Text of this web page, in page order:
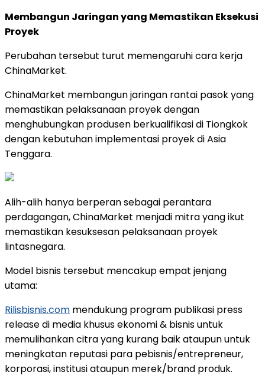
Membangun Jaringan yang Memastikan Eksekusi
Proyek
Perubahan tersebut turut memengaruhi cara kerja
ChinaMarket.
ChinaMarket membangun jaringan rantai pasok yang
memastikan pelaksanaan proyek dengan
menghubungkan produsen berkualifikasi di Tiongkok
dengan kebutuhan implementasi proyek di Asia
Tenggara.
Alih-alih hanya berperan sebagai perantara
perdagangan, ChinaMarket menjadi mitra yang ikut
memastikan kesuksesan pelaksanaan proyek
lintasnegara.
Model bisnis tersebut mencakup empat jenjang
utama:
Rilisbisnis.com mendukung program publikasi press
release di media khusus ekonomi & bisnis untuk
memulihankan citra yang kurang baik ataupun untuk
meningkatan reputasi para pebisnis/entrepreneur,
korporasi, institusi ataupun merek/brand produk.